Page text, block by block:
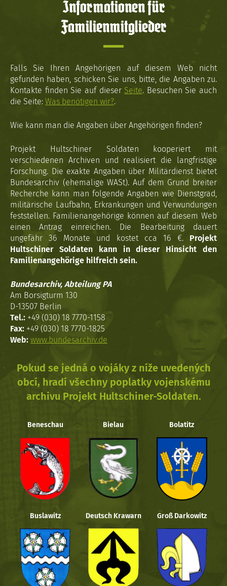
Informationen für
Familienmitglieder
Falls Sie Ihren Angehörigen auf diesem Web nicht
gefunden haben, schicken Sie uns, bitte, die Angaben zu.
Kontakte finden Sie auf dieser Seite. Besuchen Sie auch
die Seite: Was benötigen wir?.
Wie kann man die Angaben über Angehörigen finden?
Projekt Hultschiner Soldaten kooperiert mit
verschiedenen Archiven und realisiert die langfristige
Forschung. Die exakte Angaben über Militärdienst bietet
Bundesarchiv (ehemalige WASt). Auf dem Grund breiter
Recherche kann man folgende Angaben wie Dienstgrad,
militärische Laufbahn, Erkrankungen und Verwundungen
feststellen. Familienangehörige können auf diesem Web
einen Antrag einreichen. Die Bearbeitung dauert
ungefähr 36 Monate und kostet cca 16 €. Projekt
Hultschiner Soldaten kann in dieser Hinsicht den
Familienangehörige hilfreich sein.
Bundesarchiv, Abteilung PA
Am Borsigturm 130
D-13507 Berlin
Tel.: +49 (030) 18 7770-1158
Fax: +49 (030) 18 7770-1825
Web: www.bundesarchiv.de
Pokud se jedná o vojáky z níže uvedených
obcí, hradí všechny poplatky vojenskému
archivu Projekt Hultschiner-Soldaten.
Beneschau Bielau Bolatitz
Buslawitz Deutsch Krawarn Groß Darkowitz